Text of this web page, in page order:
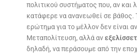
πολιτικού συστήματος που, αν και
κατάφερε να ανανεωθεί σε βάθος.
ερώτημα για το μέλλον δεν είναι
Μεταπολίτευση, αλλά αν
δηλαδή, να περάσουμε από την